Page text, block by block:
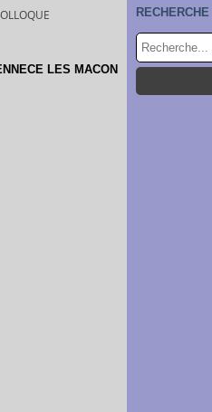
LES MACON
RECHERCHE